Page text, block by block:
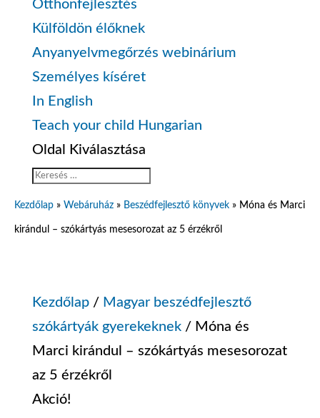
Otthonfejlesztés
Külföldön élőknek
Anyanyelvmegőrzés webinárium
Személyes kíséret
In English
Teach your child Hungarian
Oldal Kiválasztása
Kezdőlap » Webáruház » Beszédfejlesztő könyvek » Móna és Marci
kirándul – szókártyás mesesorozat az 5 érzékről
Kezdőlap/ Magyar beszédfejlesztő
szókártyák gyerekeknek/ Móna és
Marci kirándul – szókártyás mesesorozat
az 5 érzékről
Akció!